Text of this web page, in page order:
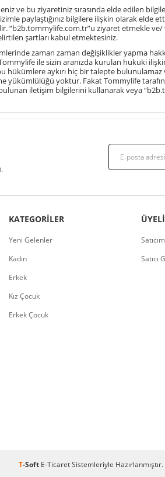
ve bu ziyaretiniz sırasında elde edilen
paylaştığınız bilgilere ilişkin olarak elde
“b2b.tommylife.com.tr”u ziyaret etmekle
şartları kabul etmektesiniz.
zaman zaman değişiklikler yapma
ile sizin aranızda kurulan hukuki
hükümlere aykırı hiç bir talepte
yükümlülüğü yoktur. Fakat Tommylife
iletişim bilgilerini kullanarak veya “
KATEGORILER
Yeni Gelenler
Kadın
Erkek
Kız Çocuk
Erkek Çocuk
Satıcı
T-Soft E-TicaretSistemleriyle Hazırlanmıştır.